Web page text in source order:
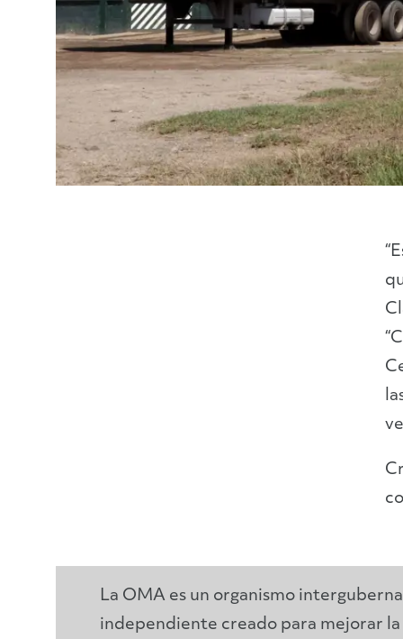
Guatemala
La OMA es un organismo
independiente creado para mejorar la